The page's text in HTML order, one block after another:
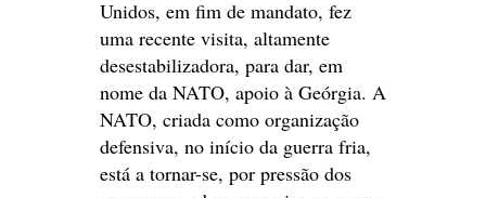
Unidos, em fim de mandato, fez
uma recente visita, altamente
desestabilizadora, para dar, em
nome da NATO, apoio à Geórgia. A
NATO, criada como organização
defensiva, no início da guerra fria,
está a tornar-se, por pressão dos